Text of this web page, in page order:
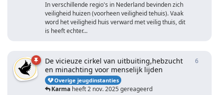
In verschillende regio's in Nederland bevinden zich
veiligheid huizen (voorheen veiligheid tehuis). Vaak
word het veiligheid huis verward met veilig thuis, dit
is heeft echter...
De vicieuze cirkel van uitbuiting,hebzucht
en minachting voor menselijk lijden
Overige jeugdinstanties
Karma heeft2 nov. 2025gereageerd
6